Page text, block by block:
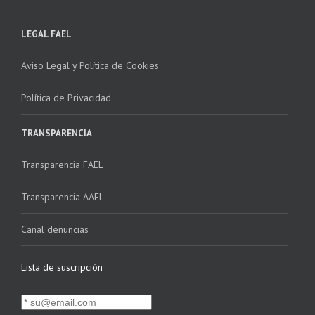
LEGAL FAEL
Aviso Legal y Política de Cookies
Política de Privacidad
TRANSPARENCIA
Transparencia FAEL
Transparencia AAEL
Canal denuncias
Lista de suscripción